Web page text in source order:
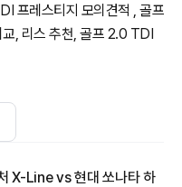
프레스티지 모의견적 , 골프
, 리스 추천, 골프 2.0 TDI
X-Line vs 현대 쏘나타 하